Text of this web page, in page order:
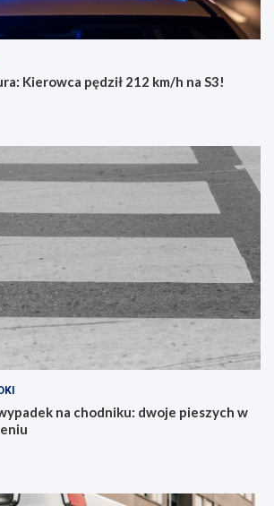
Kierowca pędził 212 km/h na S3!
na chodniku: dwoje pieszych w